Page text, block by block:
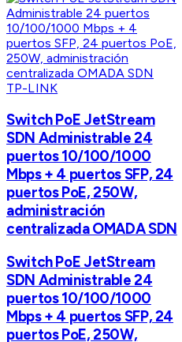
TP-LINK
Switch PoE JetStream
SDN Administrable 24
puertos 10/100/1000
Mbps + 4 puertos SFP, 24
puertos PoE, 250W,
administración
centralizada OMADA SDN
Switch PoE JetStream
SDN Administrable 24
puertos 10/100/1000
Mbps + 4 puertos SFP, 24
puertos PoE, 250W,